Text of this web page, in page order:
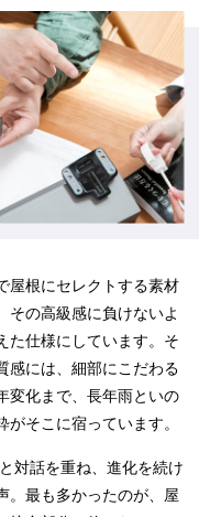
屋根にセレクトする素材
その高級感に負けないよ
た仕様にしています。そ
感には、細部にこだわる
変化まで、長年雨といの
そこに宿っています。
対話を重ね、進化を続け
。最も多かったのが、屋